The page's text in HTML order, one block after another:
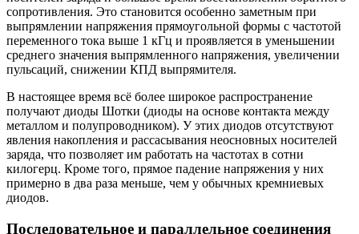
сопротивления. Это становится особенно заметным при
выпрямлении напряжения прямоугольной формы с частотой
переменного тока выше 1 кГц и проявляется в уменьшении
среднего значения выпрямленного напряжения, увеличении
пульсаций, снижении КПД выпрямителя.
В настоящее время всё более широкое распространение
получают диоды Шотки (диоды на основе контакта между
металлом и полупроводником). У этих диодов отсутствуют
явления накопления и рассасывания неосновных носителей
заряда, что позволяет им работать на частотах в сотни
килогерц. Кроме того, прямое падение напряжения у них
примерно в два раза меньше, чем у обычных кремниевых
диодов.
Последовательное и параллельное соединения